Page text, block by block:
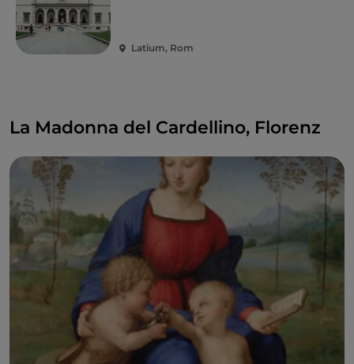
Latium, Rom
La Madonna del Cardellino, Florenz